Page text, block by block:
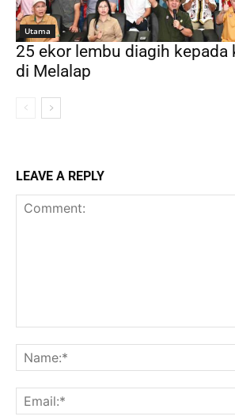
Utama
25 ekor lembu diagih kepada
di Melalap
LEAVE A REPLY